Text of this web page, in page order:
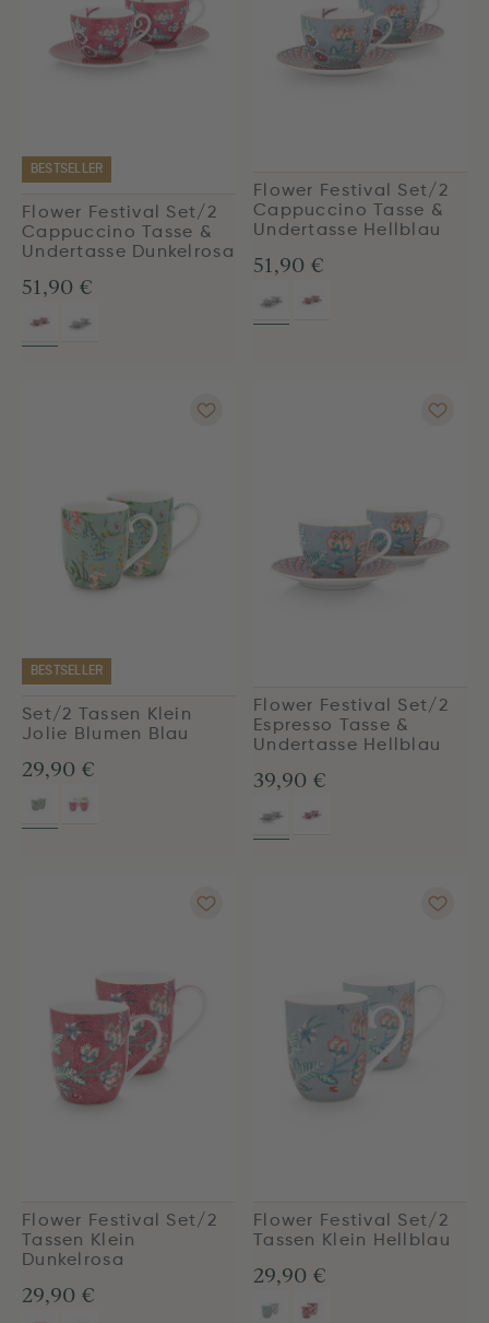
BESTSELLER
Flower Festival Set/2
Cappuccino Tasse &
Undertasse Dunkelrosa
51,90 €
Flower Festival Set/2
Cappuccino Tasse &
Undertasse Hellblau
51,90 €
BESTSELLER
Set/2 Tassen Klein
Jolie Blumen Blau
29,90 €
Flower Festival Set/2
Espresso Tasse &
Undertasse Hellblau
39,90 €
Flower Festival Set/2
Tassen Klein
Dunkelrosa
29,90 €
Flower Festival Set/2
Tassen Klein Hellblau
29,90 €